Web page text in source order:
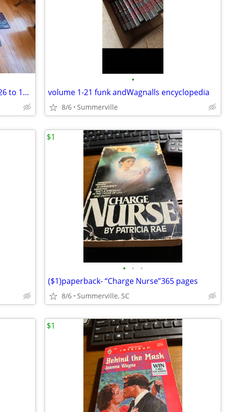
Lot of over 100 Vintage Yearbooks 1926 to 1993 - Rare Collection
•
volume 1-21 funk andWagnalls encyclopedia
8/6 Summerville
• • •
($1)paperback- “Charge Nurse”365 pages
8/6 Summerville, SC
$1
$1